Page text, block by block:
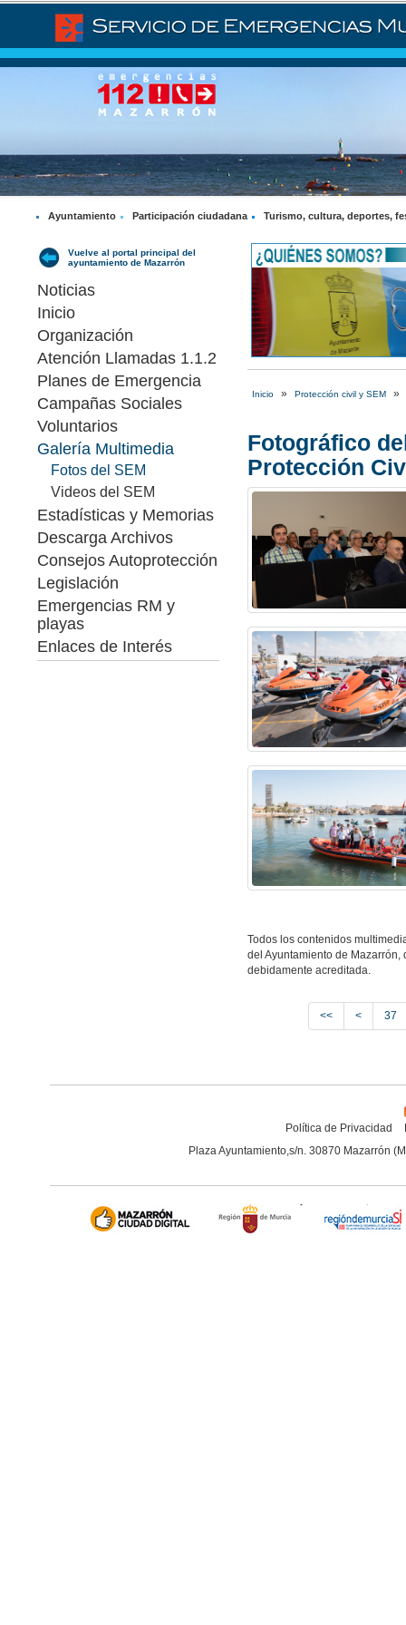
Ayuntamiento Participación ciudadana Turismo, cultura, deportes,
Vuelve al portal principal del
ayuntamiento de Mazarrón
Noticias
Inicio
Organización
Atención Llamadas 1.1.2
Planes de Emergencia
Campañas Sociales
Voluntarios
Galería Multimedia
Fotos del SEM
Videos del SEM
Estadísticas y Memorias
Descarga Archivos
Consejos Autoprotección
Legislación
Emergencias RM y
playas
Enlaces de Interés
Inicio » Protección civil y SEM »
Fotográfico
Protección
Todos los contenidos
del Ayuntamiento de
debidamente acreditada.
<< < 37
Política de Privacidad
Plaza Ayuntamiento,s/n. 30870 Mazarrón